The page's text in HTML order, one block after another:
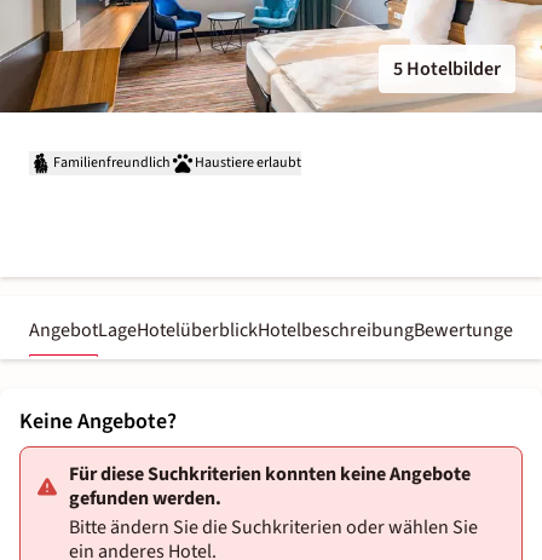
5 Hotelbilder
Familienfreundlich Haustiere erlaubt
AngebotLageHotelüberblickHotelbeschreibungBewertungen
Keine Angebote?
Für diese Suchkriterien konnten keine Angebote
gefunden werden.
Bitte ändern Sie die Suchkriterien oder wählen Sie
ein anderes Hotel.